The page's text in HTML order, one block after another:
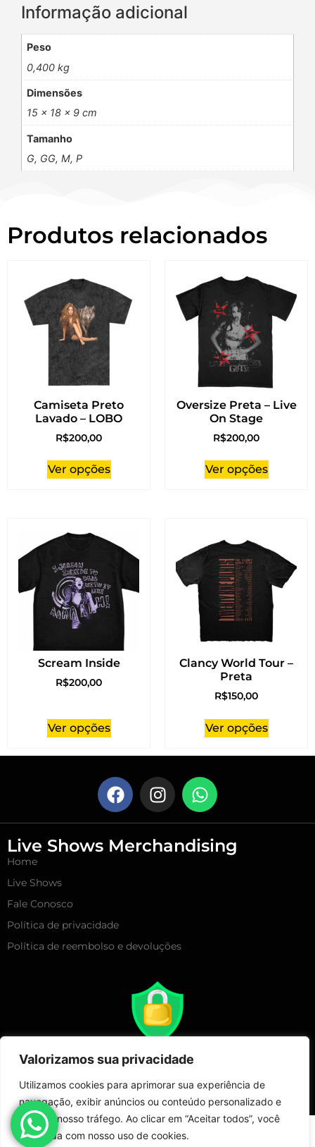
Valorizamos sua privacidade
Utilizamos cookies para aprimorar sua experiência de
navegação, exibir anúncios ou conteúdo personalizado e
analisar nosso tráfego. Ao clicar em “Aceitar todos”, você
concorda com nosso uso de cookies.
Informação adicional
Peso
0,400 kg
Dimensões
15 × 18 × 9 cm
Tamanho
G, GG, M, P
Produtos relacionados
Camiseta Preto
Lavado – LOBO
R$200,00
Ver opções
Oversize Preta – Live
On Stage
R$200,00
Ver opções
Scream Inside
R$200,00
Ver opções
Clancy World Tour –
Preta
R$150,00
Ver opções
Live Shows Merchandising
Home
Live Shows
Fale Conosco
Política de privacidade
Política de reembolso e devoluções
Copyright 2025 – Live Show Merchandising | Todos Direitos
Reservados!